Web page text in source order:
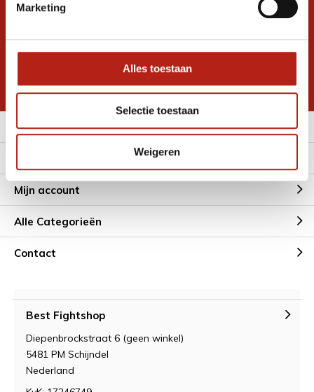
Marketing
Alles toestaan
Selectie toestaan
Weigeren
Ontvang de nieuwste aanbiedingen en
Inschrijven voor
* Lees hier de wettelijke beperkingen
Meer informatie
Mijn account
Alle Categorieën
Contact
Best Fightshop
Diepenbrockstraat 6 (geen winkel)
5481 PM Schijndel
Nederland